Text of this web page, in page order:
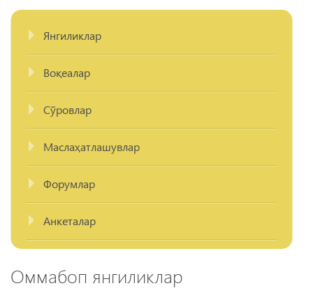
Янгиликлар
Воқеалар
Сўровлар
Маслаҳатлашувлар
Форумлар
Анкеталар
Оммабоп янгиликлар